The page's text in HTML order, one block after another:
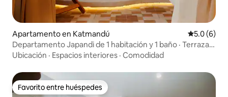
Apartamento en Katmandú
5.0 (6)
Departamento Japandi de 1 habitación y 1 baño · Terraza,
bañera profunda y ducha con vista al cielo
Ubicación · Espacios interiores · Comodidad
Favorito entre huéspedes
Favorito entre huéspedes